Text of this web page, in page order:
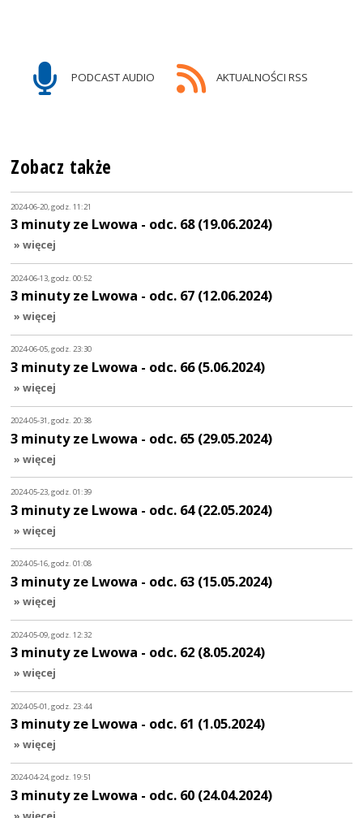
PODCAST AUDIO AKTUALNOŚCI RSS
Zobacz także
2024-06-20, godz. 11:21
3 minuty ze Lwowa - odc. 68 (19.06.2024)
» więcej
2024-06-13, godz. 00:52
3 minuty ze Lwowa - odc. 67 (12.06.2024)
» więcej
2024-06-05, godz. 23:30
3 minuty ze Lwowa - odc. 66 (5.06.2024)
» więcej
2024-05-31, godz. 20:38
3 minuty ze Lwowa - odc. 65 (29.05.2024)
» więcej
2024-05-23, godz. 01:39
3 minuty ze Lwowa - odc. 64 (22.05.2024)
» więcej
2024-05-16, godz. 01:08
3 minuty ze Lwowa - odc. 63 (15.05.2024)
» więcej
2024-05-09, godz. 12:32
3 minuty ze Lwowa - odc. 62 (8.05.2024)
» więcej
2024-05-01, godz. 23:44
3 minuty ze Lwowa - odc. 61 (1.05.2024)
» więcej
2024-04-24, godz. 19:51
3 minuty ze Lwowa - odc. 60 (24.04.2024)